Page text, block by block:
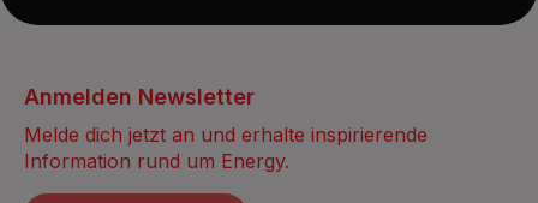
Anmelden Newsletter
Melde dich jetzt an und erhalte inspirierende
Information rund um Energy.